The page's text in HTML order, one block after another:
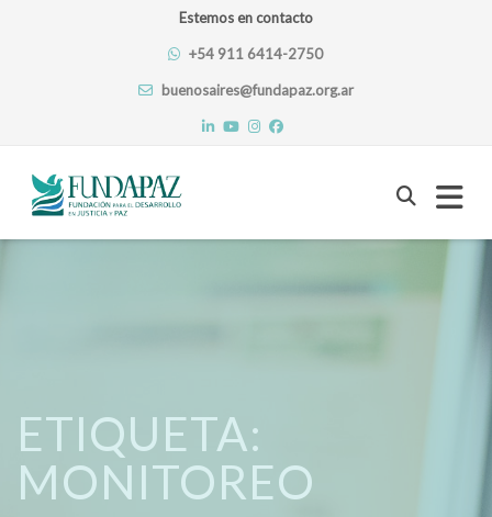
Estemos en contacto
+54 911 6414-2750
buenosaires@fundapaz.org.ar
Skip
ETIQUETA:
MONITOREO